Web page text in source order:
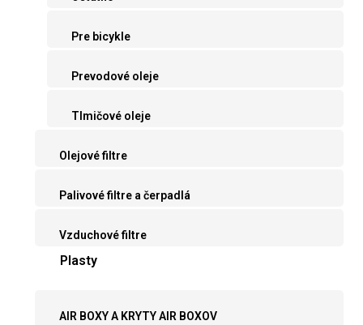
Pre bicykle
Prevodové oleje
Tlmičové oleje
Olejové filtre
Palivové filtre a čerpadlá
Vzduchové filtre
Plasty
AIR BOXY A KRYTY AIR BOXOV